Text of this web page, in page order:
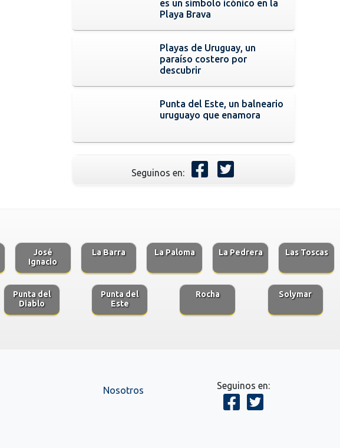
es un símbolo icónico en la
Playa Brava
Playas de Uruguay, un
paraíso costero por
descubrir
Punta del Este, un balneario
uruguayo que enamora
Seguinos en:
José
Ignacio
La Barra La Paloma La Pedrera Las Toscas
Punta del
Diablo
Punta del
Este
Rocha Solymar
Nosotros Seguinos en: